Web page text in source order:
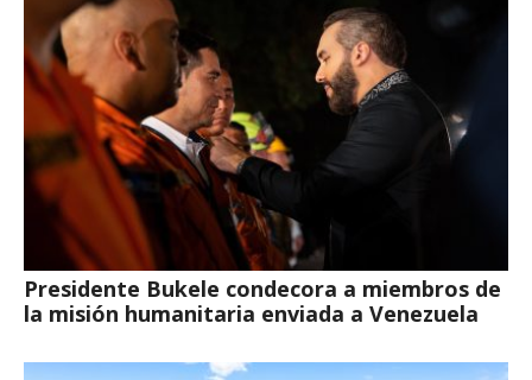
Presidente Bukele condecora a miembros de
la misión humanitaria enviada a Venezuela